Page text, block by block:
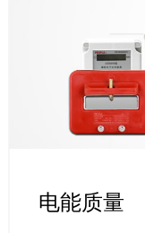
电能质量